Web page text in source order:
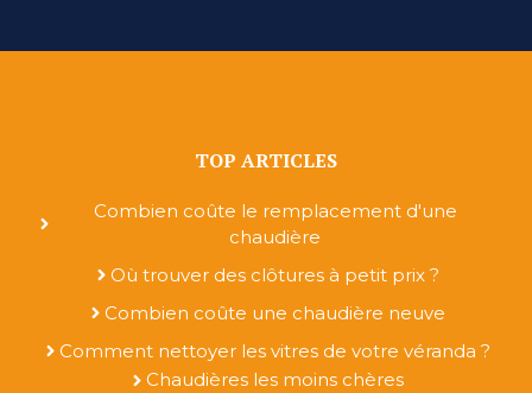
TOP ARTICLES
Combien coûte le remplacement d'une
chaudière
Où trouver des clôtures à petit prix ?
Combien coûte une chaudière neuve
Comment nettoyer les vitres de votre véranda ?
Chaudières les moins chères